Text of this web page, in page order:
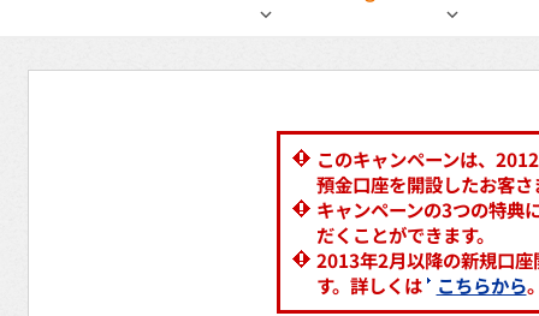
このキャンペーンは、
預金口座を開設したお客
キャンペーンの3つの特典
だくことができます。
2013年2月以降の新規口
す。詳しくは
こちらから